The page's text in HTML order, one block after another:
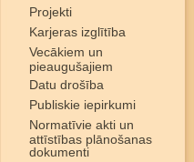
Projekti
Karjeras izglītība
Vecākiem un
pieaugušajiem
Datu drošība
Publiskie iepirkumi
Normatīvie akti un
attīstības plānošanas
dokumenti